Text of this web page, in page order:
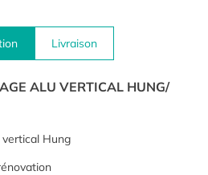
Livraison
ALU VERTICAL HUNG/
vertical Hung